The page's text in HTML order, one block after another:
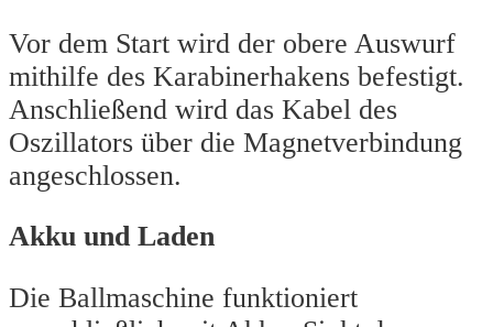
Vor dem Start wird der obere Auswurf
mithilfe des Karabinerhakens befestigt.
Anschließend wird das Kabel des
Oszillators über die Magnetverbindung
angeschlossen.
Akku und Laden
Die Ballmaschine funktioniert